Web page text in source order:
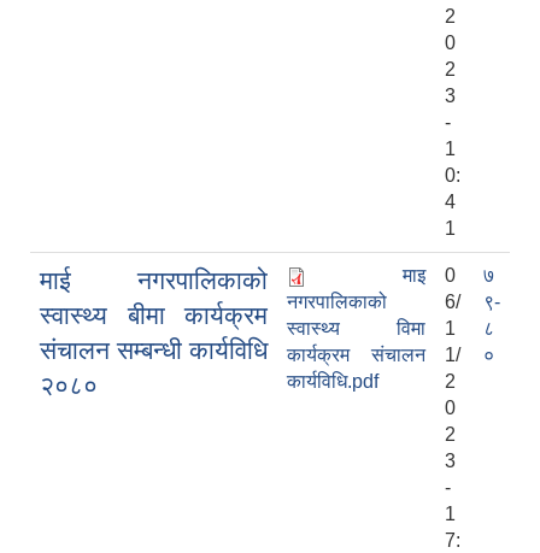
2
0
2
3
-
1
0:
4
1
माई नगरपालिकाको
स्वास्थ्य बीमा कार्यक्रम
संचालन सम्बन्धी कार्यविधि
२०८०
माइ
नगरपालिकाको
स्वास्थ्य विमा
कार्यक्रम संचालन
कार्यविधि.pdf
0
6/
1
1/
2
0
2
3
-
1
7:
७
९-
८
०